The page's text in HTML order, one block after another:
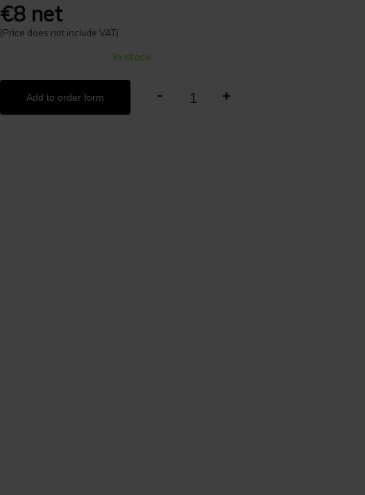
€8 net
(Price does not include VAT)
In stock
Add to order form - +